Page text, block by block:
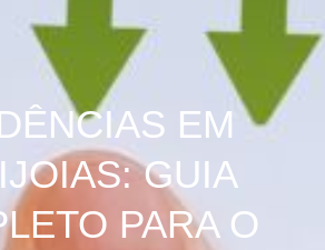
EM
GUIA
PARA O